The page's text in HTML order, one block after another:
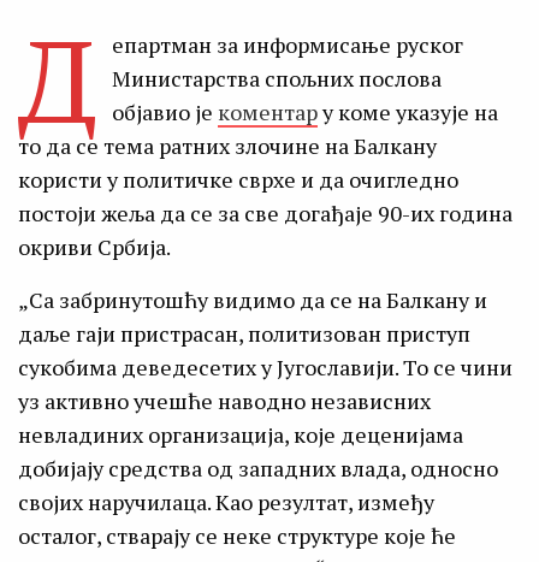
Д
епартман за информисање руског
Министарства спољних послова
објавио је коментару коме указује на
то да се тема ратних злочине на Балкану
користи у политичке сврхе и да очигледно
постоји жеља да се за све догађаје 90-их година
окриви Србија.
„Са забринутошћу видимо да се на Балкану и
даље гаји пристрасан, политизован приступ
сукобима деведесетих у Југославији. То се чини
уз активно учешће наводно независних
невладиних организација, које деценијама
добијају средства од западних влада, односно
својих наручилаца. Као резултат, између
осталог, стварају се неке структуре које ће